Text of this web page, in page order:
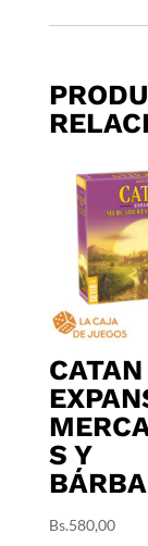
CATAN
S Y
Bs.580,00